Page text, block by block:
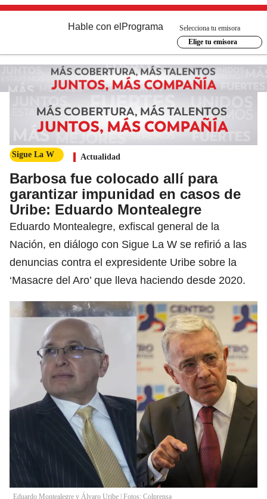
Hable con el Programa
Selecciona tu emisora
Elige tu emisora
Sigue La W Actualidad
Barbosa fue colocado allí para
garantizar impunidad en casos de
Uribe: Eduardo Montealegre
Eduardo Montealegre, exfiscal general de la
Nación, en diálogo con Sigue La W se refirió a las
denuncias contra el expresidente Uribe sobre la
‘Masacre del Aro’ que lleva haciendo desde 2020.
Eduardo Montealegre y Álvaro Uribe | Fotos: Colprensa